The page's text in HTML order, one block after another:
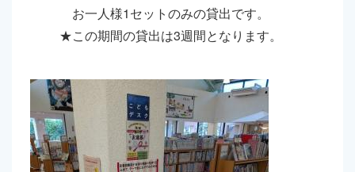
お一人様1セットのみの貸出です。
★この期間の貸出は3週間となります。